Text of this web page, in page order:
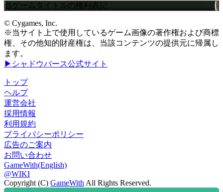
当ゲームタイトルの権利表記
© Cygames, Inc.
※当サイト上で使用しているゲーム画像の著作権および商標
権、その他知的財産権は、当該コンテンツの提供元に帰属し
ます。
▶シャドウバース公式サイト
トップ
ヘルプ
運営会社
採用情報
利用規約
プライバシーポリシー
広告のご案内
お問い合わせ
GameWith(English)
@WIKI
Copyright (C) GameWith All Rights Reserved.